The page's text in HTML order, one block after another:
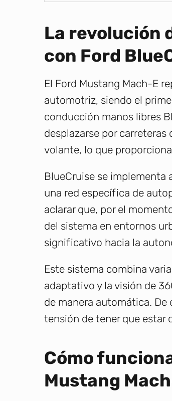
La revolución
con Ford
El Ford Mustang Mach-E
automotriz, siendo el
conducción manos libres
desplazarse por carreteras
volante, lo que
BlueCruise se implementa
una red específica de
aclarar que, por el
del sistema en entornos
significativo hacia la
Este sistema combina
adaptativo y la visión de
de manera automática.
tensión de tener que estar
Cómo
Mustang